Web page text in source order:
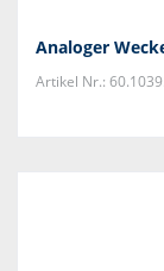
Analoger
Artikel Nr.: